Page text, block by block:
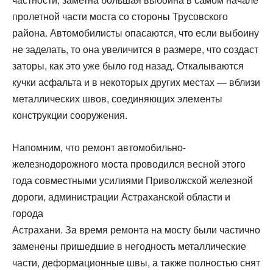
пролетной части моста со стороны Трусовского
района. Автомобилисты опасаются, что если выбоину
не заделать, то она увеличится в размере, что создаст
заторы, как это уже было год назад. Откалываются
кучки асфальта и в некоторых других местах — вблизи
металлических швов, соединяющих элементы
конструкции сооружения.
Напомним, что ремонт автомобильно-
железнодорожного моста проводился весной этого
года совместными усилиями Приволжской железной
дороги, администрации Астраханской области и
города
Астрахани. За время ремонта на мосту были частично
заменены пришедшие в негодность металлические
части, деформационные швы, а также полностью снят